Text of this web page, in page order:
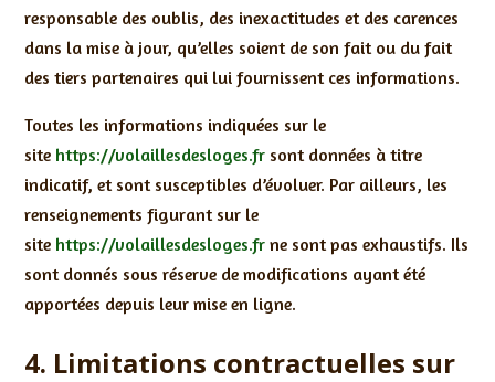
responsable des oublis, des inexactitudes et des carences
dans la mise à jour, qu’elles soient de son fait ou du fait
des tiers partenaires qui lui fournissent ces informations.
Toutes les informations indiquées sur le
site https://volaillesdesloges.frsont données à titre
indicatif, et sont susceptibles d’évoluer. Par ailleurs, les
renseignements figurant sur le
site https://volaillesdesloges.frne sont pas exhaustifs. Ils
sont donnés sous réserve de modifications ayant été
apportées depuis leur mise en ligne.
4. Limitations contractuelles sur